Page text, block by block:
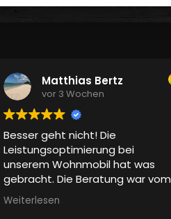
Matthias Bertz
vor 3 Wochen
Besser geht nicht! Die
Leistungsoptimierung bei
unserem Wohnmobil hat was
gebracht. Die Beratung war vom
ersten Augenblick Chefsache.
Vielen Dank für den kostenlosen
Weiterlesen